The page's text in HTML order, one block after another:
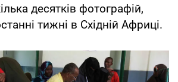
десятків фотографій,
тижні в Східній Африці.